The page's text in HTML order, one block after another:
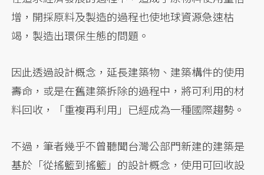
增，開採原料及製造的過程也使地球資源急速枯
竭，製造出環保生態的問題。
因此透過設計概念，延長建築物、建築構件的使用
壽命，或是在舊建築拆除的過程中，將可利用的材
料回收，「重複再利用」已經成為一種國際趨勢。
不過，筆者幾乎不曾聽聞台灣公部門新建的建築是
基於「從搖籃到搖籃」的設計概念，使用可回收設